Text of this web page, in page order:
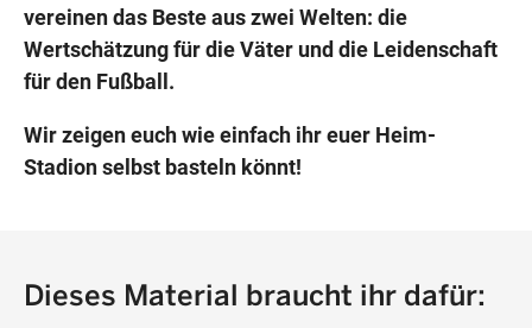
vereinen das Beste aus zwei Welten: die
Wertschätzung für die Väter und die Leidenschaft
für den Fußball.
Wir zeigen euch wie einfach ihr euer Heim-
Stadion selbst basteln könnt!
Dieses Material braucht ihr dafür: